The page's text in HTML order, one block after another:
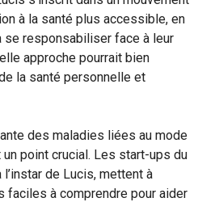
à la santé plus accessible, en
se responsabiliser face à leur
approche pourrait bien
la santé personnelle et
des maladies liées au mode
point crucial. Les start-ups du
de Lucis, mettent à
à comprendre pour aider